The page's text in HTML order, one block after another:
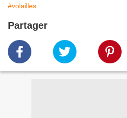
#volailles
Partager